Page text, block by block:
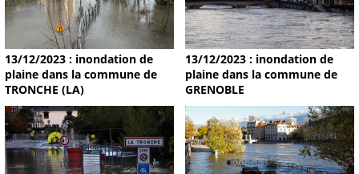
13/12/2023 : inondation de
plaine dans la commune de
TRONCHE (LA)
13/12/2023 : inondation de
plaine dans la commune de
GRENOBLE